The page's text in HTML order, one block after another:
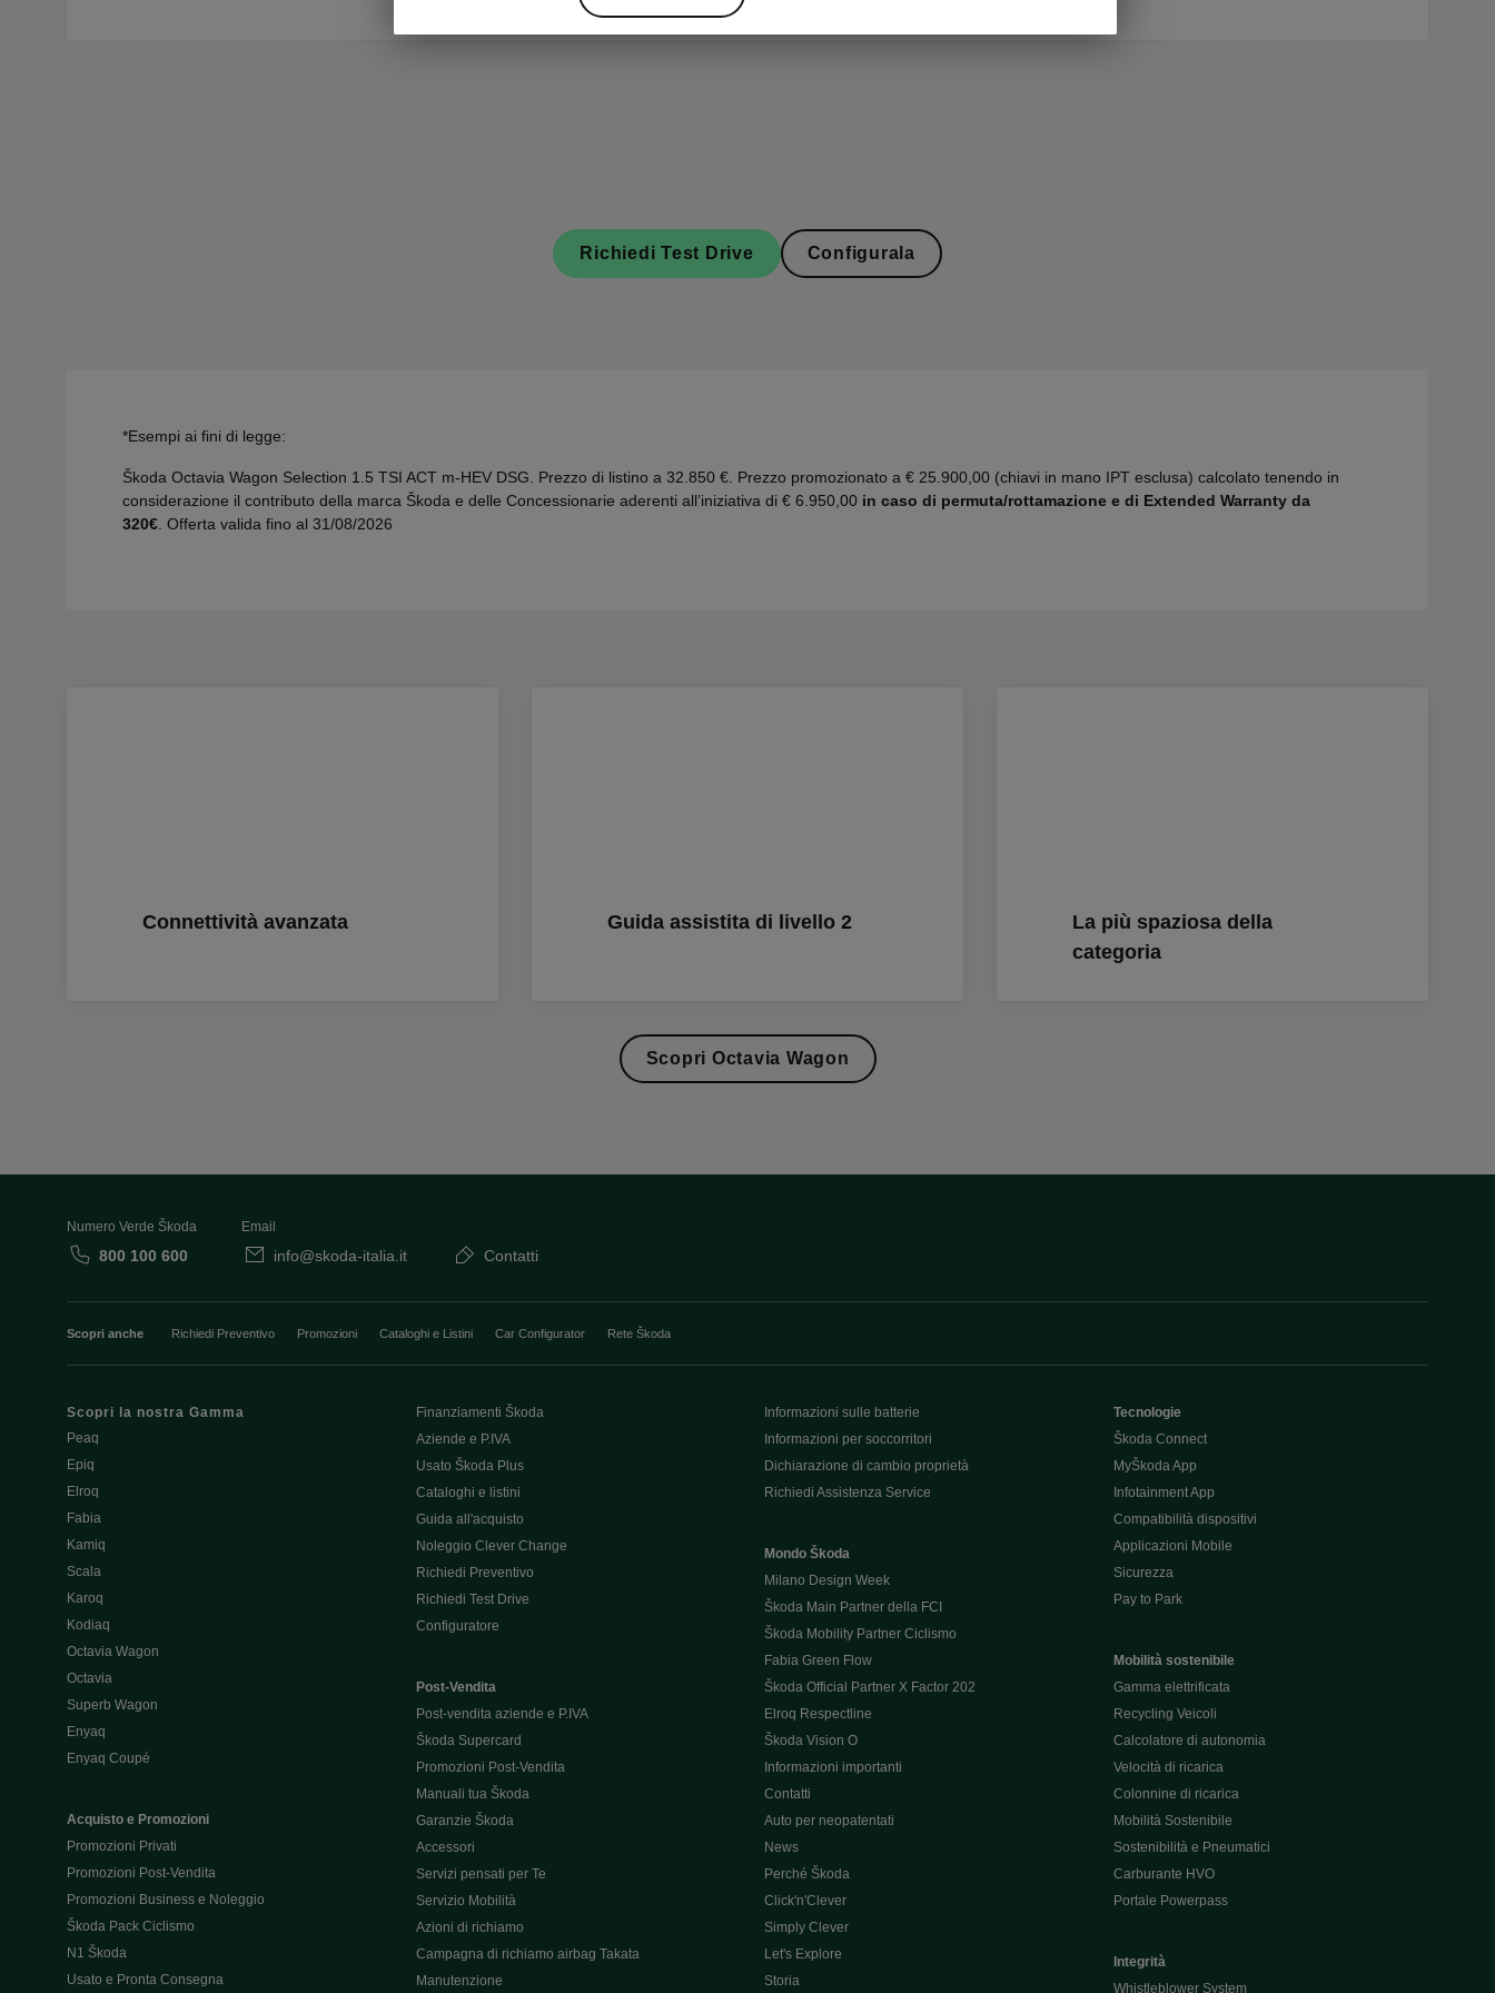
Richiedi Test Drive Configurala
*Esempi ai fini di legge:
Škoda Octavia Wagon Selection 1.5 TSI ACT m-HEV DSG. Prezzo di listino a 32.850 €. Prezzo promozionato a € 25.900,00 (chiavi in mano IPT esclusa) calcolato tenendo in
considerazione il contributo della marca Škoda e delle Concessionarie aderenti all’iniziativa di € 6.950,00 in caso di permuta/rottamazione e di Extended Warranty da
320€ . Offerta valida fino al 31/08/2026
Connettività avanzata Guida assistita di livello 2
La più spaziosa della
categoria
Scopri Octavia Wagon
Numero Verde Škoda
800 100 600
Email
info@skoda-italia.it Contatti
Scopri anche Richiedi Preventivo Promozioni Cataloghi e Listini Car Configurator Rete Škoda
Scopri la nostra Gamma
Peaq
Epiq
Elroq
Fabia
Kamiq
Scala
Karoq
Kodiaq
Octavia Wagon
Octavia
Superb Wagon
Enyaq
Enyaq Coupé
Acquisto e Promozioni
Promozioni Privati
Promozioni Post-Vendita
Promozioni Business e Noleggio
Škoda Pack Ciclismo
N1 Škoda
Usato e Pronta Consegna
Finanziamenti Škoda
Aziende e P.IVA
Usato Škoda Plus
Cataloghi e listini
Guida all'acquisto
Noleggio Clever Change
Richiedi Preventivo
Richiedi Test Drive
Configuratore
Post-Vendita
Post-vendita aziende e P.IVA
Škoda Supercard
Promozioni Post-Vendita
Manuali tua Škoda
Garanzie Škoda
Accessori
Servizi pensati per Te
Servizio Mobilità
Azioni di richiamo
Campagna di richiamo airbag Takata
Manutenzione
Informazioni sulle batterie
Informazioni per soccorritori
Dichiarazione di cambio proprietà
Richiedi Assistenza Service
Mondo Škoda
Milano Design Week
Škoda Main Partner della FCI
Škoda Mobility Partner Ciclismo
Fabia Green Flow
Škoda Official Partner X Factor 202
Elroq Respectline
Škoda Vision O
Informazioni importanti
Contatti
Auto per neopatentati
News
Perché Škoda
Click'n'Clever
Simply Clever
Let's Explore
Storia
Tecnologie
Škoda Connect
MyŠkoda App
Infotainment App
Compatibilità dispositivi
Applicazioni Mobile
Sicurezza
Pay to Park
Mobilità sostenibile
Gamma elettrificata
Recycling Veicoli
Calcolatore di autonomia
Velocità di ricarica
Colonnine di ricarica
Mobilità Sostenibile
Sostenibilità e Pneumatici
Carburante HVO
Portale Powerpass
Integrità
Whistleblower System